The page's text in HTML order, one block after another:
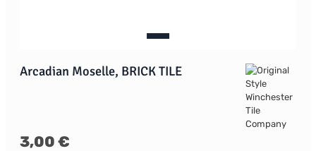
Arcadian Moselle, BRICK TILE
Regulärer Preis:
3,00 €